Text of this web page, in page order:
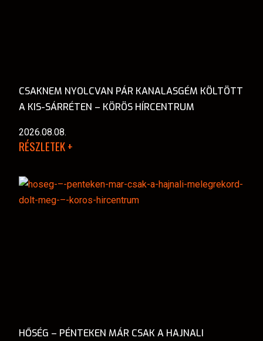
CSAKNEM NYOLCVAN PÁR KANALASGÉM KÖLTÖTT
A KIS-SÁRRÉTEN – KÖRÖS HÍRCENTRUM
2026.08.08.
RÉSZLETEK +
HŐSÉG – PÉNTEKEN MÁR CSAK A HAJNALI